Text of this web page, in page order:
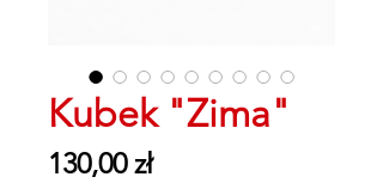
Kubek "Zima"
130,00 złCena